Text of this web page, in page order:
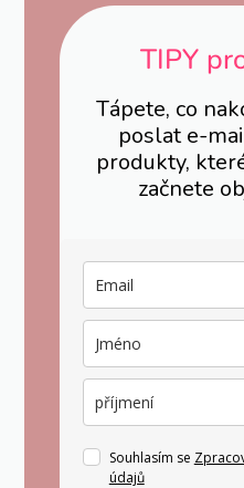
TIPY
Tápete, co
poslat e-
produkty,
začnete
Souhlasím se
údajů